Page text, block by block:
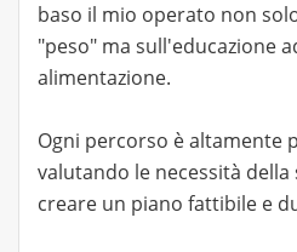
baso il mio operato non
"peso" ma sull'educazione
alimentazione.
Ogni percorso è altamente
valutando le necessità
creare un piano fattibile e